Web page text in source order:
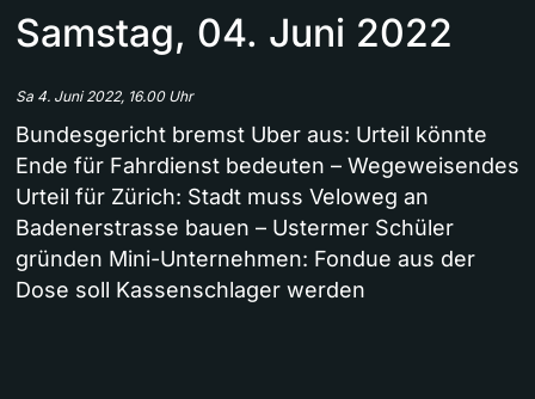
Samstag, 04. Juni 2022
Sa 4. Juni 2022, 16.00 Uhr
Bundesgericht bremst Uber aus: Urteil könnte
Ende für Fahrdienst bedeuten – Wegeweisendes
Urteil für Zürich: Stadt muss Veloweg an
Badenerstrasse bauen – Ustermer Schüler
gründen Mini-Unternehmen: Fondue aus der
Dose soll Kassenschlager werden